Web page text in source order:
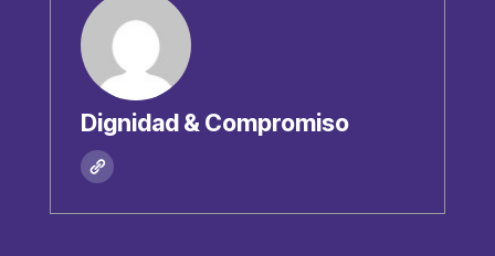
Dignidad & Compromiso